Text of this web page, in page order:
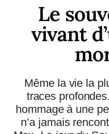
Le
vivant
Même la vie la
traces
hommage à une
n’a jamais